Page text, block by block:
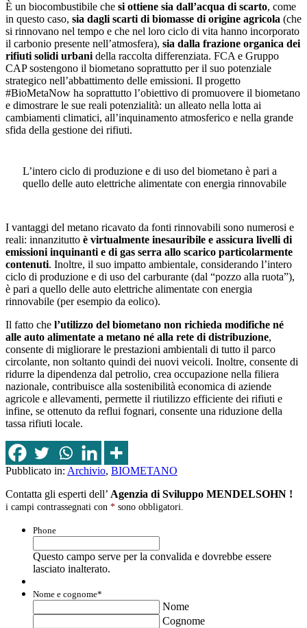
È un biocombustibile che si ottiene sia dall’acqua di scarto, come
in questo caso, sia dagli scarti di biomasse di origine agricola (che
si rinnovano nel tempo e che nel loro ciclo di vita hanno incorporato
il carbonio presente nell’atmosfera), sia dalla frazione organica dei
rifiuti solidi urbani della raccolta differenziata. FCA e Gruppo
CAP sostengono il biometano soprattutto per il suo potenziale
strategico nell’abbattimento delle emissioni. Il progetto
#BioMetaNow ha soprattutto l’obiettivo di promuovere il biometano
e dimostrare le sue reali potenzialità: un alleato nella lotta ai
cambiamenti climatici, all’inquinamento atmosferico e nella grande
sfida della gestione dei rifiuti.
L’intero ciclo di produzione e di uso del biometano è pari a
quello delle auto elettriche alimentate con energia rinnovabile
I vantaggi del metano ricavato da fonti rinnovabili sono numerosi e
reali: innanzitutto è virtualmente inesauribile e assicura livelli di
emissioni inquinanti e di gas serra allo scarico particolarmente
contenuti. Inoltre, il suo impatto ambientale, considerando l’intero
ciclo di produzione e di uso del carburante (dal “pozzo alla ruota”),
è pari a quello delle auto elettriche alimentate con energia
rinnovabile (per esempio da eolico).
Il fatto che l’utilizzo del biometano non richieda modifiche né
alle auto alimentate a metano né alla rete di distribuzione,
consente di migliorare le prestazioni ambientali di tutto il parco
circolante, non soltanto quindi dei nuovi veicoli. Inoltre, consente di
ridurre la dipendenza dal petrolio, crea occupazione nella filiera
nazionale, contribuisce alla sostenibilità economica di aziende
agricole e allevamenti, permette il riutilizzo efficiente dei rifiuti e
infine, se ottenuto da reflui fognari, consente una riduzione della
tassa rifiuti locale.
Pubblicato in: Archivio, BIOMETANO
Contatta gli esperti dell’ Agenzia di Sviluppo MENDELSOHN !
i campi contrassegnati con * sono obbligatori.
Phone
Questo campo serve per la convalida e dovrebbe essere
lasciato inalterato.
Nome e cognome*
Nome
Cognome